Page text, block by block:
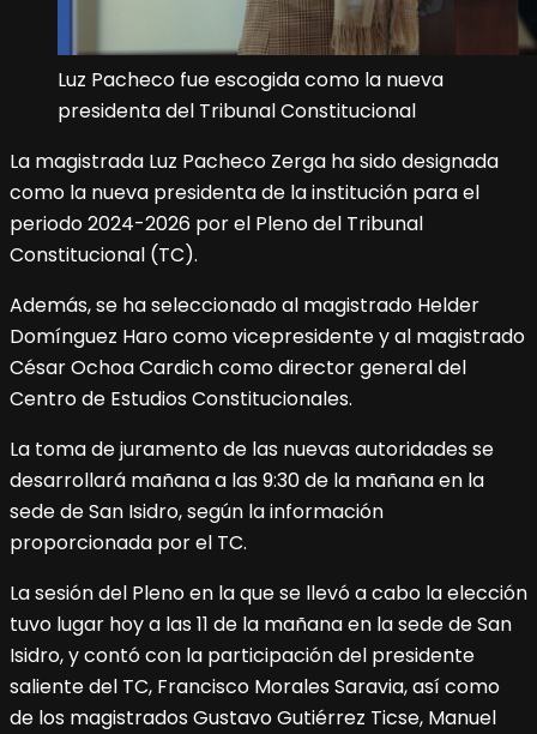
Luz Pacheco fue escogida como la nueva
presidenta del Tribunal Constitucional
La magistrada Luz Pacheco Zerga ha sido designada
como la nueva presidenta de la institución para el
periodo 2024-2026 por el Pleno del Tribunal
Constitucional (TC).
Además, se ha seleccionado al magistrado Helder
Domínguez Haro como vicepresidente y al magistrado
César Ochoa Cardich como director general del
Centro de Estudios Constitucionales.
La toma de juramento de las nuevas autoridades se
desarrollará mañana a las 9:30 de la mañana en la
sede de San Isidro, según la información
proporcionada por el TC.
La sesión del Pleno en la que se llevó a cabo la elección
tuvo lugar hoy a las 11 de la mañana en la sede de San
Isidro, y contó con la participación del presidente
saliente del TC, Francisco Morales Saravia, así como
de los magistrados Gustavo Gutiérrez Ticse, Manuel